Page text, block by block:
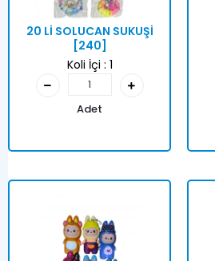
20 Lİ SOLUCAN SUKUŞİ
[240]
Koli İçi : 1
Adet